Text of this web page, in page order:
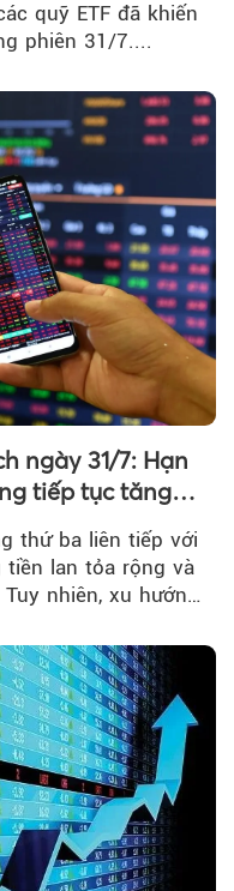
quỹ ETF đã khiến
phiên 31/7....
ngày 31/7: Hạn
tiếp tục tăng
thứ ba liên tiếp với
tiền lan tỏa rộng và
nhiên, xu hướng